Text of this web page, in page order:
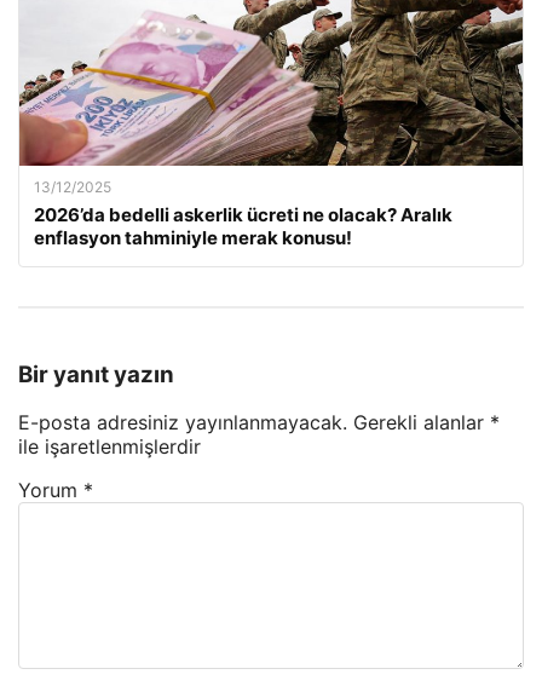
13/12/2025
2026’da bedelli askerlik ücreti ne olacak? Aralık
enflasyon tahminiyle merak konusu!
Bir yanıt yazın
E-posta adresiniz yayınlanmayacak. Gerekli alanlar *
ile işaretlenmişlerdir
Yorum *